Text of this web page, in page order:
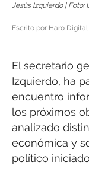
Jesús Izquierdo | Foto:
Escrito por Haro Digital
El secretario
Izquierdo, ha
encuentro
los próximos
analizado
económica y
político